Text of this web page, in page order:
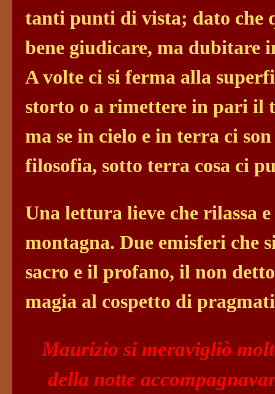
tanti punti di vista; dato che
bene giudicare, ma dubitare
A volte ci si ferma alla
storto o a rimettere in pari il
ma se in cielo e in terra ci
filosofia, sotto terra cosa ci
Una lettura lieve che rilassa
montagna. Due emisferi che
sacro e il profano, il non
magia al cospetto di
Maurizio si meravigliò
della notte